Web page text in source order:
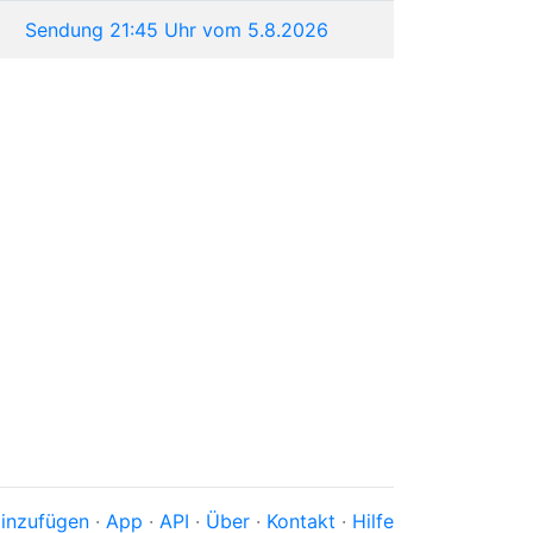
Sendung 21:45 Uhr vom 5.8.2026
· App · API · Über · Kontakt · Hilfe